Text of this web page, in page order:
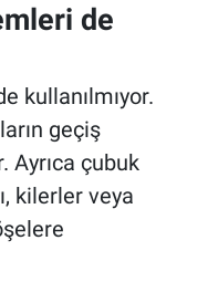
de
kullanılmıyor.
geçiş
Ayrıca çubuk
kilerler veya